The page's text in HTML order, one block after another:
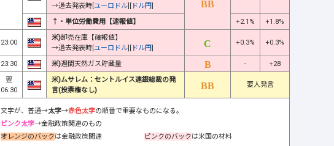
→過去発表時[ユーロドル][ ドル円]
↑・単位労働費用【速報値】 +2.1% +1.8%
23:00
米)卸売在庫【確報値】
→過去発表時[ユーロドル][ ドル円]
+0.3% +0.3%
23:30 米)週間天然ガス貯蔵量 -
+28
翌
06:30
米)ムサレム：セントルイス連銀総裁の発
言(投票権なし)
要人発言
文字が、普通→太字→赤色太字の順番で重要なものになる。
ピンク太字→金融政策関連のもの
オレンジのバックは金融政策関連 ピンクのバックは米国の材料